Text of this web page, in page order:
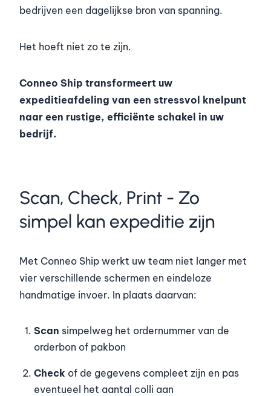
bedrijven een dagelijkse bron van spanning.
Het hoeft niet zo te zijn.
Conneo Ship transformeert uw
expeditieafdeling van een stressvol knelpunt
naar een rustige, efficiënte schakel in uw
bedrijf.
Scan, Check, Print - Zo
simpel kan expeditie zijn
Met Conneo Ship werkt uw team niet langer met
vier verschillende schermen en eindeloze
handmatige invoer. In plaats daarvan:
Scan simpelweg het ordernummer van de
orderbon of pakbon
Check of de gegevens compleet zijn en pas
eventueel het aantal colli aan